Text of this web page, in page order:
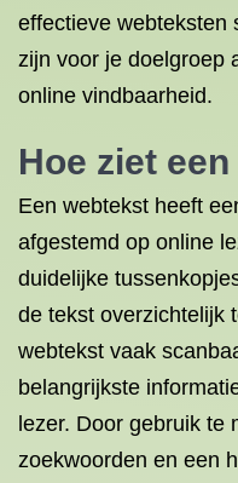
effectieve webteksten
zijn voor je doelgroep
online vindbaarheid.
Hoe ziet
Een webtekst heeft
afgestemd op online
duidelijke
de tekst overzichtelijk
webtekst vaak
belangrijkste
lezer. Door gebruik te
zoekwoorden en een